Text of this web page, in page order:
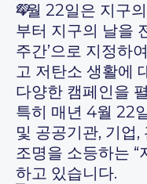
4월 22일은 지구
부터 지구의 날을
주간’으로 지정하
고 저탄소 생활에
다양한 캠페인을
특히 매년 4월 22
및 공공기관, 기업
조명을 소등하는 “
하고 있습니다.